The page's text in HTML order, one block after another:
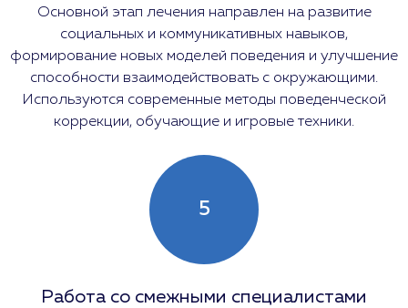
Основной этап лечения направлен на развитие
социальных и коммуникативных навыков,
формирование новых моделей поведения и улучшение
способности взаимодействовать с окружающими.
Используются современные методы поведенческой
коррекции, обучающие и игровые техники.
5
Работа со смежными специалистами